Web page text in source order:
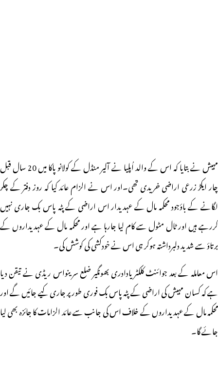
مہیش نے بتایا کہ اس کے والد اُپلیا نے آلیر منڈل کے کولانو پاکا میں 20 سال قبل
چار ایکڑ زرعی اراضی خریدی تھی۔اور اس نے الزام عائد کیا کہ روز دفتر کے چکر
لگانے کے باؤجود محکمہ مال کے عہدیدار اس اراضی کے پٹہ پاس بک جاری نہیں
کررہے ہیں اور ٹال مٹول سے کام لیا جارہا ہے اورمحکمہ مال کے عہدیداروں کے
برتاؤ سے شدید دلبرداشتہ ہوکر ہی اس نے خودکشی کی کوشش کی۔
اس معاملہ کے بعد جوائنٹ کلکٹر یادادری بھونگیر ضلع سرینواس ریڈی نے تیقن دیا
ہے کہ کسان مہیش کی اراضی کے پٹہ پاس بک فوری طور پر جاری کیے جائیں گے اور
محکمہ مال کے عہدیداروں کے خلاف اس کی جانب سے عائد الزامات کا جائزہ بھی لیا
جائے گا۔